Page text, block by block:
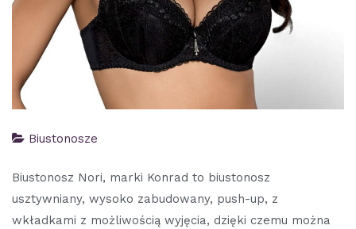
Biustonosze
Biustonosz Nori, marki Konrad to biustonosz
usztywniany, wysoko zabudowany, push-up, z
wkładkami z możliwością wyjęcia, dzięki czemu można